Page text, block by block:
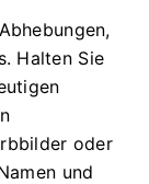
Halten Sie
oder
und